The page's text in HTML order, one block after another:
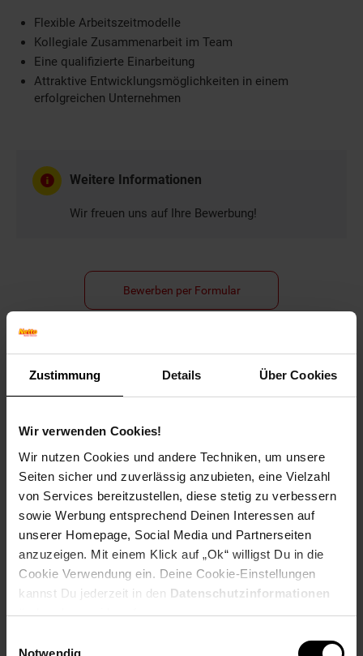
Zustimmung Details Über Cookies
Wir verwenden Cookies!
Wir nutzen Cookies und andere Techniken, um unsere
Seiten sicher und zuverlässig anzubieten, eine Vielzahl
von Services bereitzustellen, diese stetig zu verbessern
sowie Werbung entsprechend Deinen Interessen auf
unserer Homepage, Social Media und Partnerseiten
anzuzeigen. Mit einem Klick auf „Ok“ willigst Du in die
Cookie Verwendung ein. Deine Cookie-Einstellungen
kannst Du jederzeit in den Datenschutzinformationen
ändern bzw. widerrufen.
Notwendig
Flexible Arbeitszeitmodelle
Kollegiale Zusammenarbeit im Team
Eine qualifizierte Einarbeitung
Attraktive Entwicklungsmöglichkeiten in einem
erfolgreichen Unternehmen
Weitere Informationen
Wir freuen uns auf Ihre Bewerbung!
Bewerben per Formular
Folge uns auf Social Media!
Hinweis: Aus Gründen der leichteren Lesbarkeit verwenden
wir im Textverlauf die männliche Form der Anrede.
Selbstverständlich sind bei Netto Menschen jeder
Geschlechtsidentität willkommen.
Fußzeile